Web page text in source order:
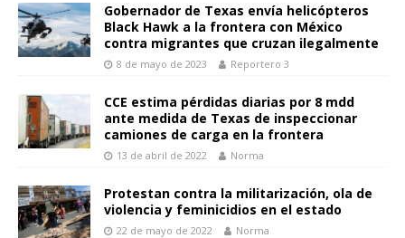
Gobernador de Texas envía helicópteros
Black Hawk a la frontera con México
contra migrantes que cruzan ilegalmente
8 de mayo de 2023 Reportero 3
CCE estima pérdidas diarias por 8 mdd
ante medida de Texas de inspeccionar
camiones de carga en la frontera
13 de abril de 2022 Norma
Protestan contra la militarización, ola de
violencia y feminicidios en el estado
22 de mayo de 2022 Norma